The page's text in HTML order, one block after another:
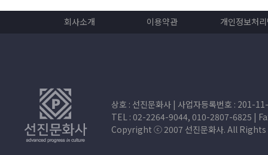
회사소개 이용약관 개인정보처
상호 : 선진문화사 | 사업자등록번호 : 201-
TEL : 02-2264-9044, 010-2807-6825 |
Copyright ⓒ 2007 선진문화사. All Rights